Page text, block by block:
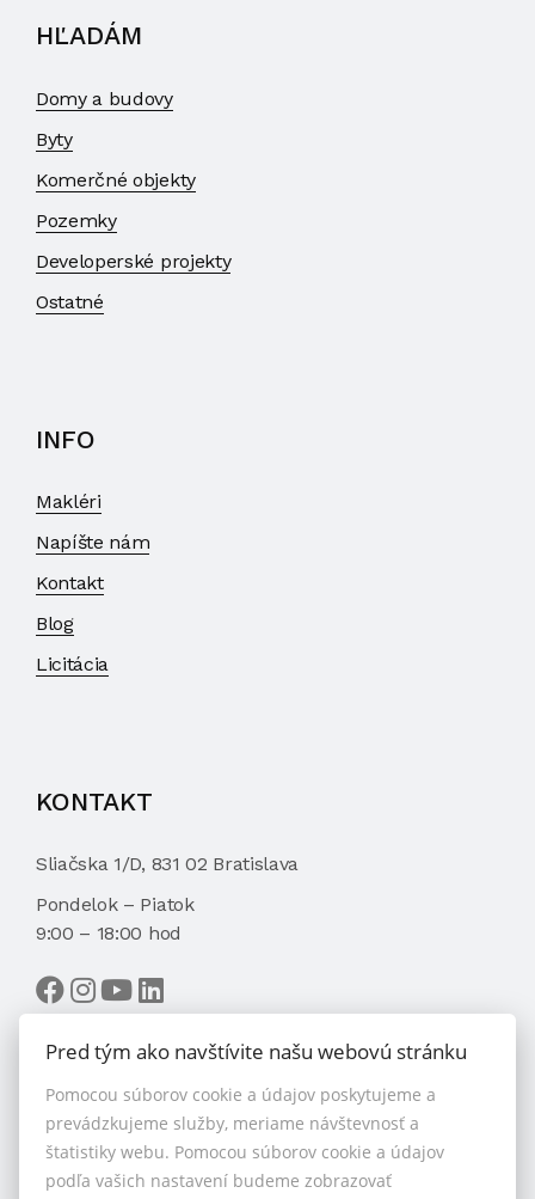
HĽADÁM
Domy a budovy
Byty
Komerčné objekty
Pozemky
Developerské projekty
Ostatné
INFO
Makléri
Napíšte nám
Kontakt
Blog
Licitácia
KONTAKT
Sliačska 1/D, 831 02 Bratislava
Pondelok – Piatok
9:00 – 18:00 hod
VYBRAŤ MAKLÉRA
Pred tým ako navštívite našu webovú stránku
Pomocou súborov cookie a údajov poskytujeme a
prevádzkujeme služby, meriame návštevnosť a
štatistiky webu. Pomocou súborov cookie a údajov
podľa vašich nastavení budeme zobrazovať